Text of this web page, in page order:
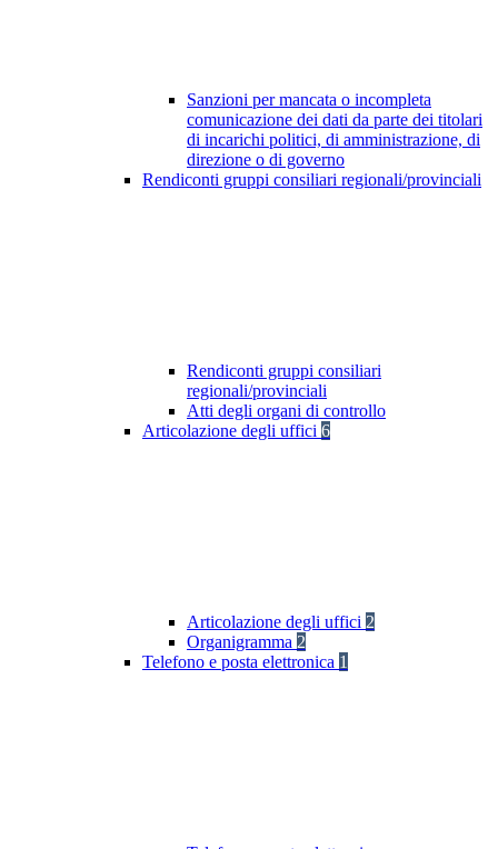
Sanzioni per mancata o incompleta
comunicazione dei dati da parte dei titolari
di incarichi politici, di amministrazione, di
direzione o di governo
Rendiconti gruppi consiliari regionali/provinciali
Rendiconti gruppi consiliari
regionali/provinciali
Atti degli organi di controllo
Articolazione degli uffici 6
Articolazione degli uffici 2
Organigramma 2
Telefono e posta elettronica 1